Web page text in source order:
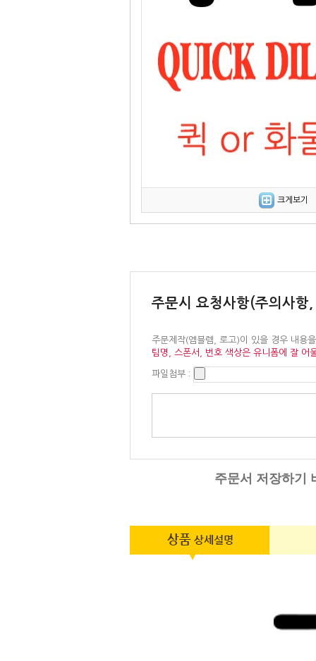
크게보기
주문시 요청사항(주의사항
주문제작(엠블렘, 로고)이 있을 경우 내용
팀명, 스폰서, 번호 색상은 유니폼에 잘 어
파일첨부 :
주문서 저장하기